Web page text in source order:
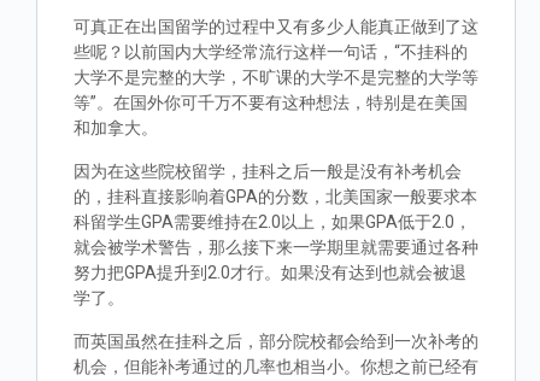
可真正在出国留学的过程中又有多少人能真正做到了这
些呢？以前国内大学经常流行这样一句话，“不挂科的
大学不是完整的大学，不旷课的大学不是完整的大学等
等”。在国外你可千万不要有这种想法，特别是在美国
和加拿大。
因为在这些院校留学，挂科之后一般是没有补考机会
的，挂科直接影响着GPA的分数，北美国家一般要求本
科留学生GPA需要维持在2.0以上，如果GPA低于2.0，
就会被学术警告，那么接下来一学期里就需要通过各种
努力把GPA提升到2.0才行。如果没有达到也就会被退
学了。
而英国虽然在挂科之后，部分院校都会给到一次补考的
机会，但能补考通过的几率也相当小。你想之前已经有